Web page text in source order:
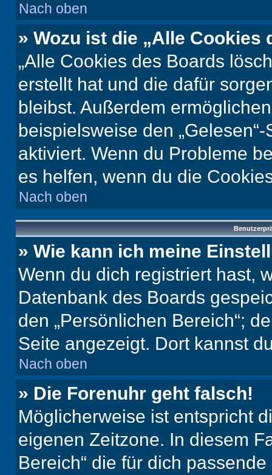
Nach oben
» Wozu ist die „Alle
„Alle Cookies des Boards
erstellt hat und die dafür
bleibst. Außerdem
beispielsweise den
aktiviert. Wenn du Probleme
es helfen, wenn du die
Nach oben
» Wie kann ich meine
Wenn du dich registriert hast,
Datenbank des Boards
den „Persönlichen Bereich“;
Seite angezeigt. Dort kannst
Nach oben
» Die Forenuhr geht falsch!
Möglicherweise ist entspricht
eigenen Zeitzone. In diesem
Bereich“ die für dich